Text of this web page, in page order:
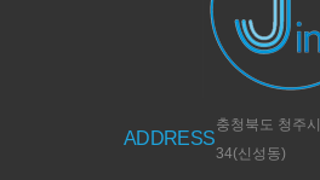
ADDRESS
충청북도 청주
34(신성동)